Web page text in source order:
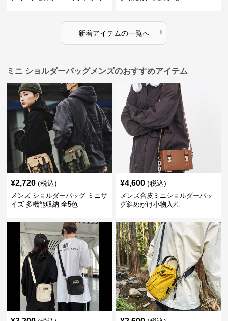
新着アイテムの一覧へ ›
ミニ ショルダーバッグメンズのおすすめアイテム
¥2,720 (税込)
メンズ ショルダーバッグ ミニサ
イズ 多機能収納 全5色
¥4,600 (税込)
メンズ合皮ミニショルダーバッ
グ斜めがけ小物入れ